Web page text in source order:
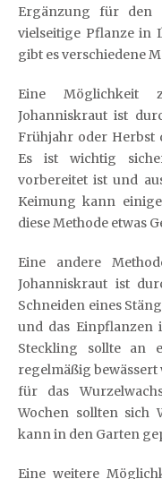
Ergänzung für den
vielseitige Pflanze in
gibt es verschiedene
Eine Möglichkeit
Johanniskraut ist
Frühjahr oder Herbst
Es ist wichtig
vorbereitet ist und
Keimung kann
diese Methode etwas
Eine andere
Johanniskraut ist
Schneiden eines
und das
Steckling sollte an
regelmäßig
für das
Wochen sollten sich
kann in den Garten
Eine weitere